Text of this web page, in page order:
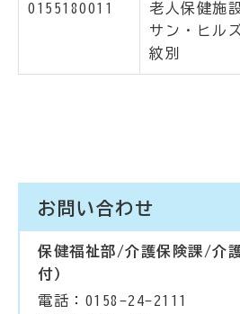
0155180011
老人保健施
サン・ヒル
紋別
お問い合わせ
保健福祉部/介護保険課/介
付)
電話：0158-24-2111